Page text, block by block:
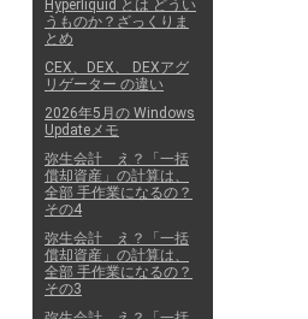
Hyperliquid とは どうい
うものか？ざっくりま
とめ
CEX、DEX、 DEXアグ
リゲーター の違い
2026年5月の Windows
Updateメモ
弥生会計 え？「一括
償却資産」の計算は、
全部 手作業になるの？
その4
弥生会計 え？「一括
償却資産」の計算は、
全部 手作業になるの？
その3